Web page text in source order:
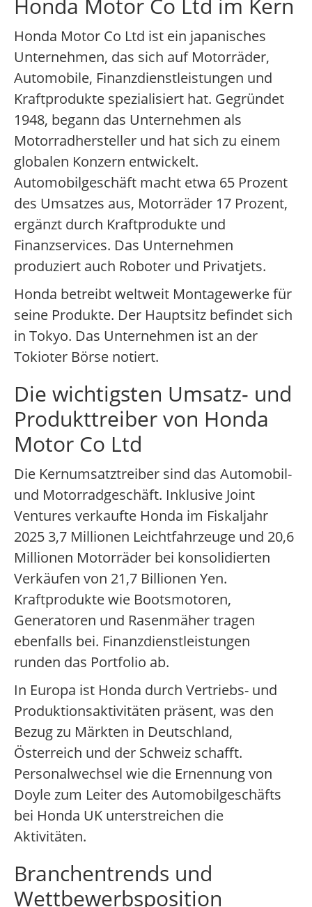
Honda Motor Co Ltd im Kern
Honda Motor Co Ltd ist ein japanisches
Unternehmen, das sich auf Motorräder,
Automobile, Finanzdienstleistungen und
Kraftprodukte spezialisiert hat. Gegründet
1948, begann das Unternehmen als
Motorradhersteller und hat sich zu einem
globalen Konzern entwickelt.
Automobilgeschäft macht etwa 65 Prozent
des Umsatzes aus, Motorräder 17 Prozent,
ergänzt durch Kraftprodukte und
Finanzservices. Das Unternehmen
produziert auch Roboter und Privatjets.
Honda betreibt weltweit Montagewerke für
seine Produkte. Der Hauptsitz befindet sich
in Tokyo. Das Unternehmen ist an der
Tokioter Börse notiert.
Die wichtigsten Umsatz- und
Produkttreiber von Honda
Motor Co Ltd
Die Kernumsatztreiber sind das Automobil-
und Motorradgeschäft. Inklusive Joint
Ventures verkaufte Honda im Fiskaljahr
2025 3,7 Millionen Leichtfahrzeuge und 20,6
Millionen Motorräder bei konsolidierten
Verkäufen von 21,7 Billionen Yen.
Kraftprodukte wie Bootsmotoren,
Generatoren und Rasenmäher tragen
ebenfalls bei. Finanzdienstleistungen
runden das Portfolio ab.
In Europa ist Honda durch Vertriebs- und
Produktionsaktivitäten präsent, was den
Bezug zu Märkten in Deutschland,
Österreich und der Schweiz schafft.
Personalwechsel wie die Ernennung von
Doyle zum Leiter des Automobilgeschäfts
bei Honda UK unterstreichen die
Aktivitäten.
Branchentrends und
Wettbewerbsposition